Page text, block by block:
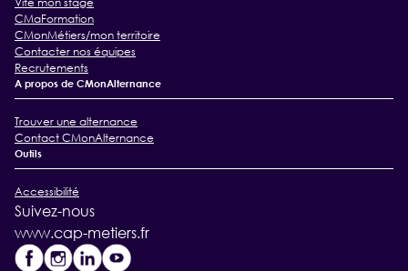
CMaFormation
CMonMétiers/mon territoire
Contacter nos équipes
Recrutements
A propos de CMonAlternance
Trouver une alternance
Contact CMonAlternance
Outils
Accessibilité
Suivez-nous
www.cap-metiers.fr